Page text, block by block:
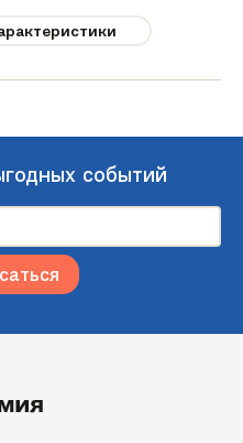
мячи, штанги,
комнатной температуры
см
событий